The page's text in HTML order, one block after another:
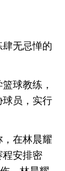
无忌惮的
球教练，
员，实行
在林晨耀
安排密